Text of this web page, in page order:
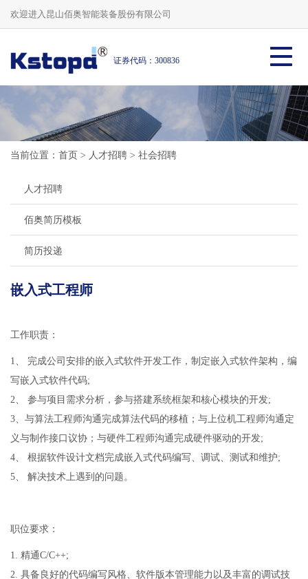
欢迎进入昆山佰奥智能装备股份有限公司
证券代码：300836
当前位置： 首页 > 人才招聘 > 社会招聘
人才招聘
佰奥简历模板
简历投递
嵌入式工程师
工作职责：
1、 完成公司安排的嵌入式软件开发工作，制定嵌入式软件架构，编
写嵌入式软件代码;
2、 参与项目需求分析，参与搭建系统框架和核心模块的开发;
3、与算法工程师沟通完成算法代码的移植；与上位机工程师沟通定
义与制作接口议协；与硬件工程师沟通完成硬件驱动的开发;
4、 根据软件设计文档完成嵌入式代码编写、调试、测试和维护;
5、 解决技术上遇到的问题。
职位要求：
1. 精通C/C++;
2. 具备良好的代码编写风格、软件版本管理能力以及丰富的调试技